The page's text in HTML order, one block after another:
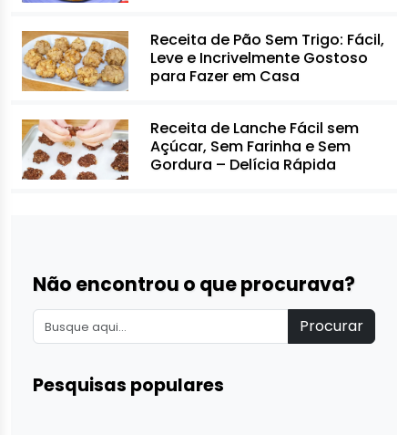
Receita de Pão Sem Trigo: Fácil,
Leve e Incrivelmente Gostoso
para Fazer em Casa
Receita de Lanche Fácil sem
Açúcar, Sem Farinha e Sem
Gordura – Delícia Rápida
Não encontrou o que procurava?
Procurar
Pesquisas populares